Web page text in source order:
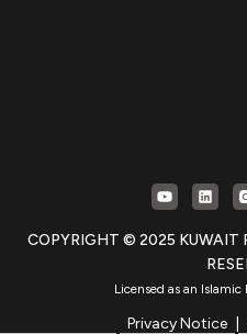
COPYRIGHT © 2025 KUWAIT
Licensed as an
Privacy Notice